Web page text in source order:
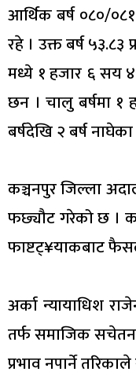
आर्थिक बर्ष ०८०/
रहे । उक्त बर्ष
मध्ये १ हजार ६ सय
छन । चालु बर्षमा १
बर्षदेखि २ बर्ष
कञ्चनपुर जिल्ला
फछ्यौट गरेको छ ।
फाष्टट्¥याकबाट
अर्का न्यायाधिश
तर्फ समाजिक
प्रभाव नपार्ने